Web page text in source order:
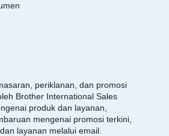
periklanan, dan promosi
Brother International Sales
produk dan layanan,
mengenai promosi terkini,
layanan melalui email.